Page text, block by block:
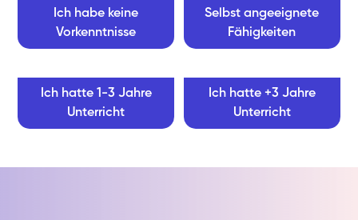
Ich habe keine
Vorkenntnisse
Selbst angeeignete
Fähigkeiten
Ich hatte 1-3 Jahre
Unterricht
Ich hatte +3 Jahre
Unterricht